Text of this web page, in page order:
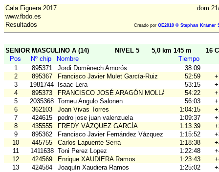
Cala Figuera 2017
dom
www.fbdo.es
Resultados
Creado por OE2010 © Stephan Krämer
SENIOR MASCULINO A (14) NIVEL 5 5,0 km 145 m
16 C
Pos
Nº chip Nombre
Tiempo
1
895371 Jordi Domènech Amorós
38:09
2
895367 Francisco Javier Mulet García-Ruiz 52:59
3
1981744 Isaac Lera 53:15
4
895373 FRANCISCO JOSÉ ARAGÓN MOLLÁ 54:22
5
2035368 Tomeu Angulo Salonen 56:03
6
362103 Joan Vivas Torres 1:04:15
7
424615 pedro jose juan valenzuela 1:09:37
8
435555 FREDY VÁZQUEZ GARCÍA 1:13:39
9
895362 Francisco Javier Fernández Vázquez 1:15:52
10
445755 Carlos Lapuente Serra 1:18:38
11
1411638 Toni Perez Lopez 1:22:48
12
424569 Enrique XAUDIERA Ramos 1:23:43
13
424584 Joaquín Xaudiera Ramos 1:25:02